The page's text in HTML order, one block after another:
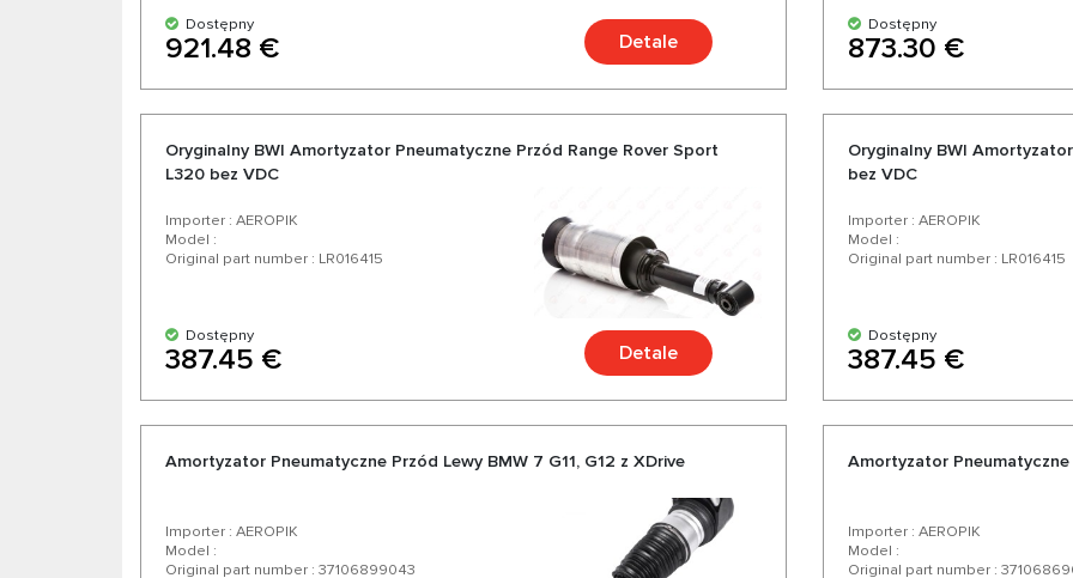
Dostępny
921.48 € Detale
Dostępny
873.30 €
Oryginalny BWI Amortyzator Pneumatyczne Przód Range Rover Sport
L320 bez VDC
Importer : AEROPIK
Model :
Original part number : LR016415
Dostępny
387.45 € Detale
Oryginalny BWI
bez VDC
Importer : AEROPIK
Model :
Original part number : LR016415
Dostępny
387.45 €
Amortyzator Pneumatyczne Przód Lewy BMW 7 G11, G12 z XDrive
Importer : AEROPIK
Model :
Original part number : 37106899043
Amortyzator
Importer : AEROPIK
Model :
Original part number :